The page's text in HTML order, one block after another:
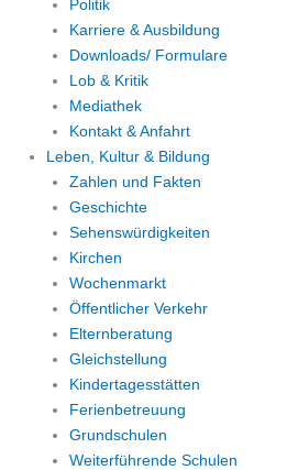
Politik
Karriere & Ausbildung
Downloads/ Formulare
Lob & Kritik
Mediathek
Kontakt & Anfahrt
Leben, Kultur & Bildung
Zahlen und Fakten
Geschichte
Sehenswürdigkeiten
Kirchen
Wochenmarkt
Öffentlicher Verkehr
Elternberatung
Gleichstellung
Kindertagesstätten
Ferienbetreuung
Grundschulen
Weiterführende Schulen